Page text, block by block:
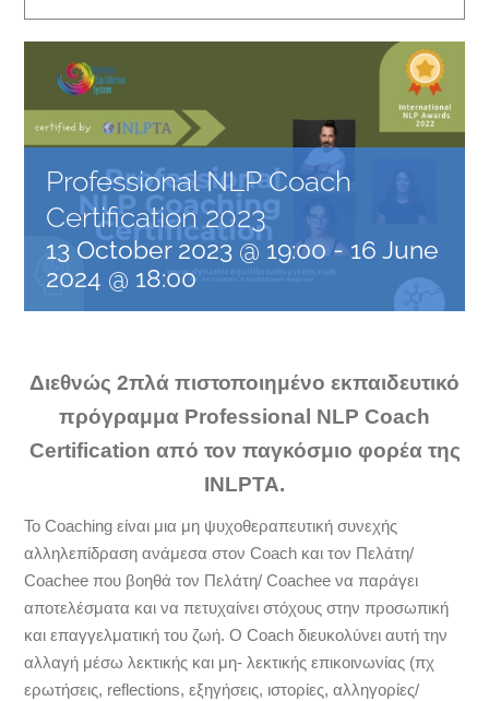
Professional NLP Coach
Certification 2023
13 October 2023 @ 19:00- 16 June
2024 @ 18:00
Διεθνώς 2πλά πιστοποιημένο εκπαιδευτικό
πρόγραμμα Professional NLP Coach
Certification από τον παγκόσμιο φορέα της
INLPTA.
Το Coaching είναι μια μη ψυχοθεραπευτική συνεχής
αλληλεπίδραση ανάμεσα στον Coach και τον Πελάτη/
Coachee που βοηθά τον Πελάτη/ Coachee να παράγει
αποτελέσματα και να πετυχαίνει στόχους στην προσωπική
και επαγγελματική του ζωή. Ο Coach διευκολύνει αυτή την
αλλαγή μέσω λεκτικής και μη- λεκτικής επικοινωνίας (πχ
ερωτήσεις, reflections, εξηγήσεις, ιστορίες, αλληγορίες/